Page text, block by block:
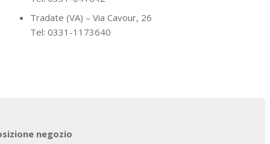
Tradate (VA) – Via Cavour, 26
Tel: 0331-1173640
negozio